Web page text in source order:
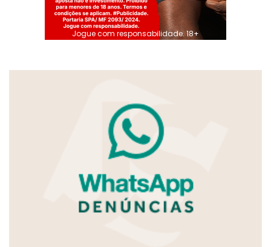
Jogue com responsabilidade. 18+